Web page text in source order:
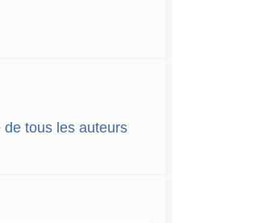
de tous les auteurs